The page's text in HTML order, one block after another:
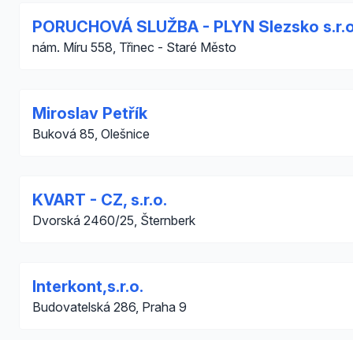
PORUCHOVÁ SLUŽBA - PLYN Slezsko
nám. Míru 558, Třinec - Staré Město
Miroslav Petřík
Buková 85, Olešnice
KVART - CZ, s.r.o.
Dvorská 2460/25, Šternberk
Interkont,s.r.o.
Budovatelská 286, Praha 9